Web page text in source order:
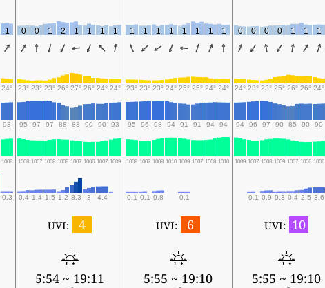
1 0 0 1 2 1 1 1 1 1 1 1 1 1 1 1 1 0 0 0 0 1 1 1
24° 23° 23° 23° 26° 27° 26° 24° 24° 23° 23° 23° 24° 25° 25° 24° 24° 24° 23° 23° 25° 26° 26° 24°
93 95 97 97 88 83 90 90 93 95 96 98 94 91 91 94 94 94 96 97 90 85 90 90
1008 1008 1007 1008 1008 1007 1006 1007 1009 1008 1007 1008 1010 1009 1007 1008 1010 1009 1007 1008 1009 1007 1006 1006
0.3 0.4 1.4 1.5 1.2 8.3 3 4.4 0.1 0.1 0.8 0.1 0.1 0.9 0.3 0.4 2.5 3.6
UVI: 4
5:54 ~ 19:11
UVI: 6
5:55 ~ 19:10
UVI: 10
5:55 ~ 19:10